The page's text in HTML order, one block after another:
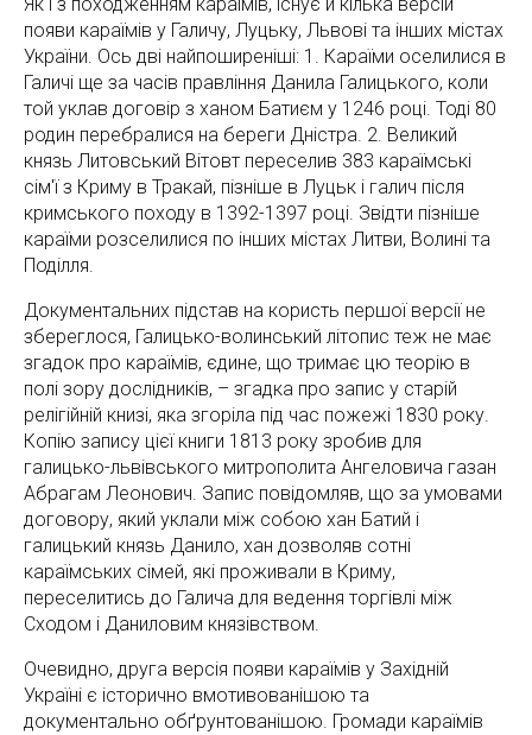
появи караїмів у Галичу, Луцьку, Львові та інших містах
України. Ось дві найпоширеніші: 1. Караїми оселилися в
Галичі ще за часів правління Данила Галицького, коли
той уклав договір з ханом Батиєм у 1246 році. Тоді 80
родин перебралися на береги Дністра. 2. Великий
князь Литовський Вітовт переселив 383 караїмські
сім'ї з Криму в Тракай, пізніше в Луцьк і галич після
кримського походу в 1392-1397 році. Звідти пізніше
караїми розселилися по інших містах Литви, Волині та
Поділля.
Документальних підстав на користь першої версії не
збереглося, Галицько-волинський літопис теж не має
згадок про караїмів, єдине, що тримає цю теорію в
полі зору дослідників, – згадка про запис у старій
релігійній книзі, яка згоріла під час пожежі 1830 року.
Копію запису цієї книги 1813 року зробив для
галицько-львівського митрополита Ангеловича газан
Абрагам Леонович. Запис повідомляв, що за умовами
договору, який уклали між собою хан Батий і
галицький князь Данило, хан дозволяв сотні
караїмських сімей, які проживали в Криму,
переселитись до Галича для ведення торгівлі між
Сходом і Даниловим князівством.
Очевидно, друга версія появи караїмів у Західній
Україні є історично вмотивованішою та
документально обґрунтованішою. Громади караїмів